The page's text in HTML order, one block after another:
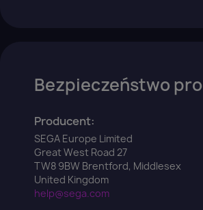
Bezpieczeństwo
Producent:
SEGA Europe Limited
Great West Road 27
TW8 9BW Brentford, Middlesex
United Kingdom
help@sega.com